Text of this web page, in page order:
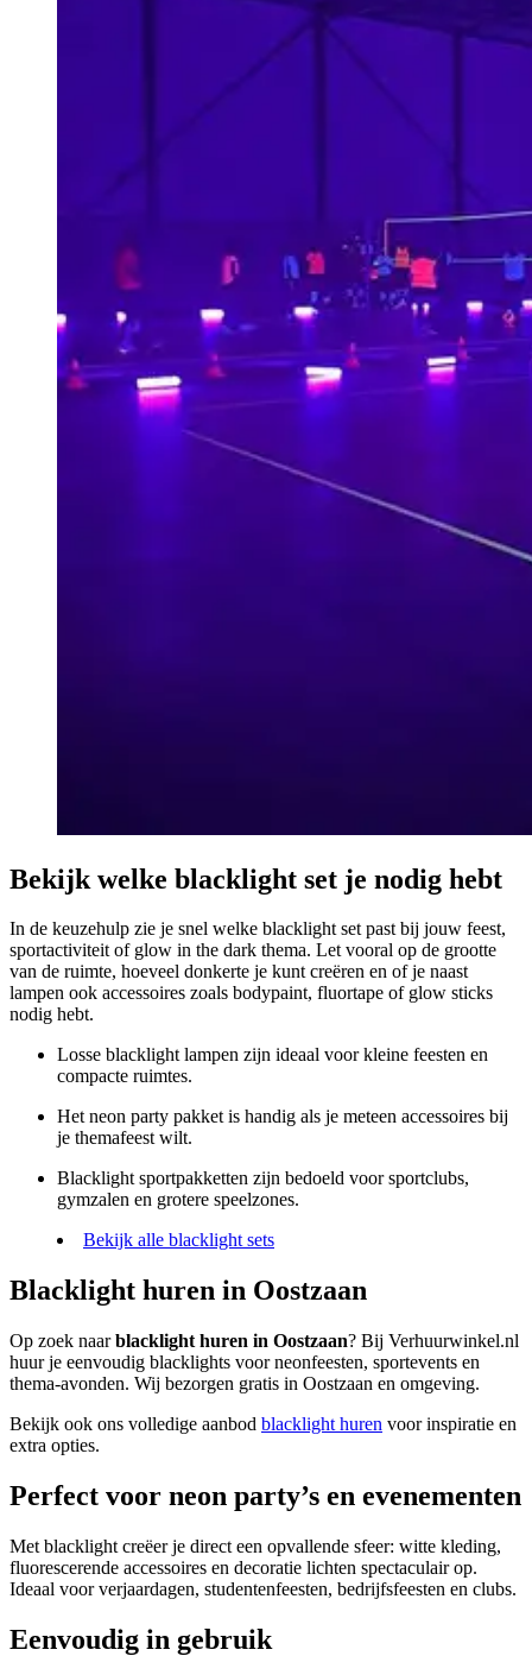
Bekijk welke blacklight set je nodig hebt
In de keuzehulp zie je snel welke blacklight set past bij jouw feest,
sportactiviteit of glow in the dark thema. Let vooral op de grootte
van de ruimte, hoeveel donkerte je kunt creëren en of je naast
lampen ook accessoires zoals bodypaint, fluortape of glow sticks
nodig hebt.
Losse blacklight lampen zijn ideaal voor kleine feesten en
compacte ruimtes.
Het neon party pakket is handig als je meteen accessoires bij
je themafeest wilt.
Blacklight sportpakketten zijn bedoeld voor sportclubs,
gymzalen en grotere speelzones.
Bekijk alle blacklight sets
Blacklight huren in Oostzaan
Op zoek naarblacklight huren in Oostzaan? Bij Verhuurwinkel.nl
huur je eenvoudig blacklights voor neonfeesten, sportevents en
thema-avonden. Wij bezorgen gratis in Oostzaan en omgeving.
Bekijk ook ons volledige aanbod blacklight huren voor inspiratie en
extra opties.
Perfect voor neon party’s en evenementen
Met blacklight creëer je direct een opvallende sfeer: witte kleding,
fluorescerende accessoires en decoratie lichten spectaculair op.
Ideaal voor verjaardagen, studentenfeesten, bedrijfsfeesten en clubs.
Eenvoudig in gebruik